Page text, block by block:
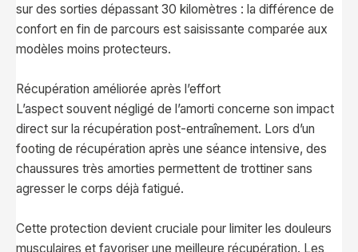
sur des sorties dépassant 30 kilomètres : la différence de
confort en fin de parcours est saisissante comparée aux
modèles moins protecteurs.
Récupération améliorée après l’effort
L’aspect souvent négligé de l’amorti concerne son impact
direct sur la récupération post-entraînement. Lors d’un
footing de récupération après une séance intensive, des
chaussures très amorties permettent de trottiner sans
agresser le corps déjà fatigué.
Cette protection devient cruciale pour limiter les douleurs
musculaires et favoriser une meilleure récupération. Les